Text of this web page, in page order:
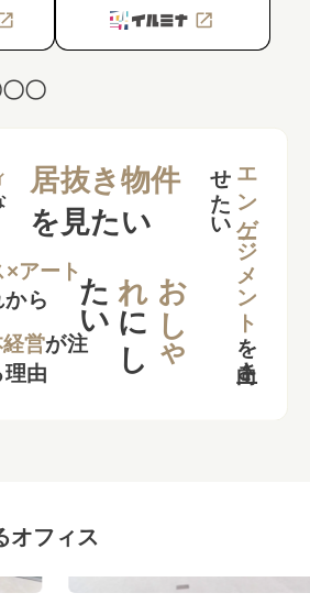
〇
居抜き物件
を見たい
アート
ら
経営が注
理由
お
し
ゃ
れ
に
し
た
い エンゲージメント
を
向上さ
せ
た
い
オフィス